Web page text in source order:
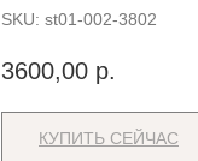
SKU: st01-002-3802
3600,00 р.
КУПИТЬ СЕЙЧАС